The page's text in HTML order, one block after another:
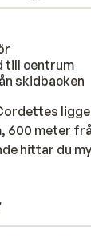
till centrum
skidbacken
600 meter
hittar du
personer.